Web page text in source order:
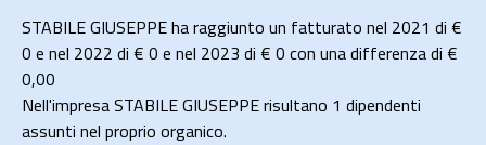
STABILE GIUSEPPE ha raggiunto un fatturato nel 2021 di €
0 e nel 2022 di € 0 e nel 2023 di € 0 con una differenza di €
0,00
Nell'impresa STABILE GIUSEPPE risultano 1 dipendenti
assunti nel proprio organico.